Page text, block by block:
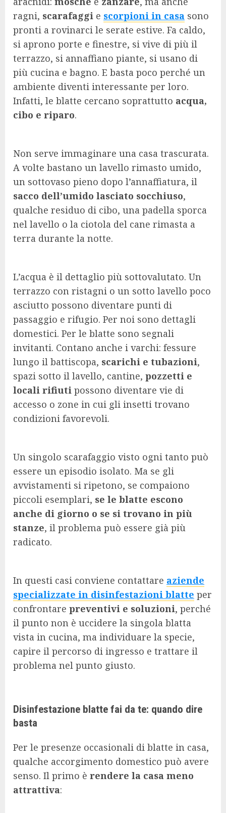
ragni, scarafaggi e scorpioni in casa sono
pronti a rovinarci le serate estive. Fa caldo,
si aprono porte e finestre, si vive di più il
terrazzo, si annaffiano piante, si usano di
più cucina e bagno. E basta poco perché un
ambiente diventi interessante per loro.
Infatti, le blatte cercano soprattutto acqua,
cibo e riparo.
Non serve immaginare una casa trascurata.
A volte bastano un lavello rimasto umido,
un sottovaso pieno dopo l’annaffiatura, il
sacco dell’umido lasciato socchiuso,
qualche residuo di cibo, una padella sporca
nel lavello o la ciotola del cane rimasta a
terra durante la notte.
L’acqua è il dettaglio più sottovalutato. Un
terrazzo con ristagni o un sotto lavello poco
asciutto possono diventare punti di
passaggio e rifugio. Per noi sono dettagli
domestici. Per le blatte sono segnali
invitanti. Contano anche i varchi: fessure
lungo il battiscopa, scarichi e tubazioni,
spazi sotto il lavello, cantine, pozzetti e
locali rifiuti possono diventare vie di
accesso o zone in cui gli insetti trovano
condizioni favorevoli.
Un singolo scarafaggio visto ogni tanto può
essere un episodio isolato. Ma se gli
avvistamenti si ripetono, se compaiono
piccoli esemplari, se le blatte escono
anche di giorno o se si trovano in più
stanze, il problema può essere già più
radicato.
In questi casi conviene contattare aziende
specializzate in disinfestazioni blatte per
confrontare preventivi e soluzioni, perché
il punto non è uccidere la singola blatta
vista in cucina, ma individuare la specie,
capire il percorso di ingresso e trattare il
problema nel punto giusto.
Disinfestazione blatte fai da te: quando dire
basta
Per le presenze occasionali di blatte in casa,
qualche accorgimento domestico può avere
senso. Il primo è rendere la casa meno
attrattiva: